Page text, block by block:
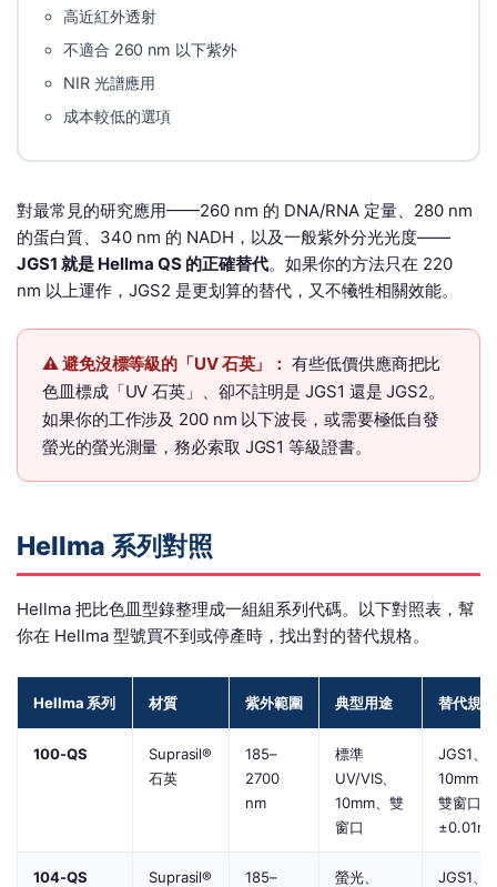
高近紅外透射
不適合 260 nm 以下紫外
NIR 光譜應用
成本較低的選項
對最常見的研究應用——260 nm 的 DNA/RNA 定量、280 nm
的蛋白質、340 nm 的 NADH，以及一般紫外分光光度——
JGS1 就是 Hellma QS 的正確替代。如果你的方法只在 220
nm 以上運作，JGS2 是更划算的替代，又不犧牲相關效能。
⚠️ 避免沒標等級的「UV 石英」： 有些低價供應商把比
色皿標成「UV 石英」、卻不註明是 JGS1 還是 JGS2。
如果你的工作涉及 200 nm 以下波長，或需要極低自發
螢光的螢光測量，務必索取 JGS1 等級證書。
Hellma 系列對照
Hellma 把比色皿型錄整理成一組組系列代碼。以下對照表，幫
你在 Hellma 型號買不到或停產時，找出對的替代規格。
Hellma 系列 材質 紫外範圍 典型用途 替代規格
100-QS
Suprasil®
石英
185–
2700
nm
標準
UV/VIS、
10mm、雙
窗口
JGS1、
10mm、
雙窗口、
104-QS Suprasil® 185– 螢光、 JGS1、